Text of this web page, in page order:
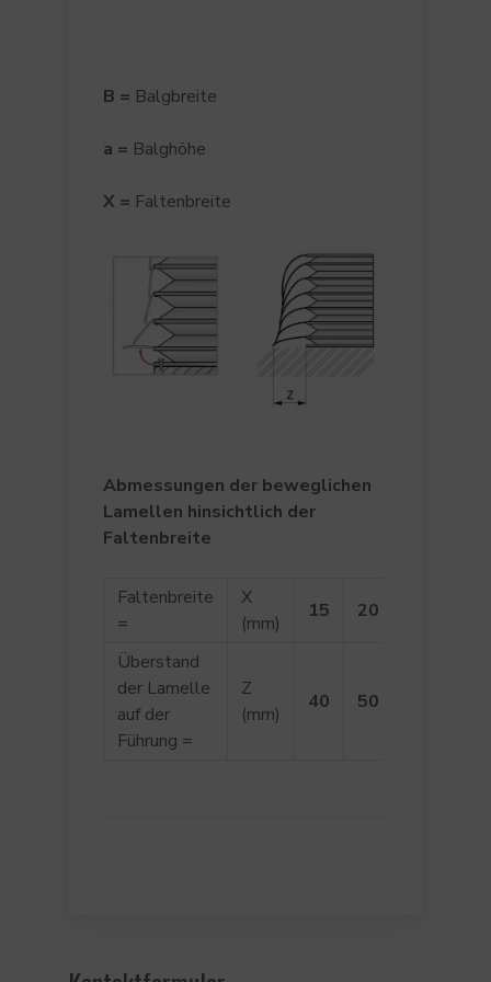
B = Balgbreite
a = Balghöhe
X = Faltenbreite
Abmessungen der beweglichen
Lamellen hinsichtlich der
Faltenbreite
Faltenbreite
=
X
(mm)
15 20
Überstand
der Lamelle
auf der
Führung =
Z
(mm)
40 50